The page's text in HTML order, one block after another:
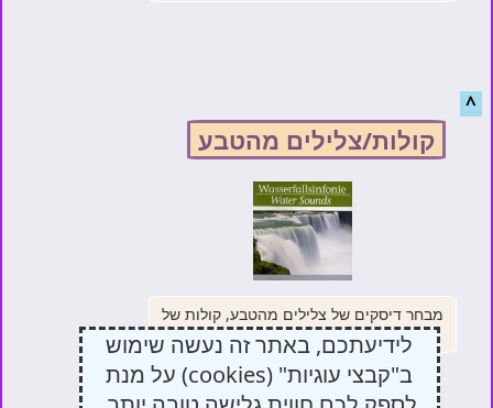
קולות/צלילים מהטבע
מבחר דיסקים של צלילים מהטבע, קולות של
חיות ורעשי טבע שונים.
^
לידיעתכם, באתר זה נעשה שימוש
ב"קבצי עוגיות" (cookies) על מנת